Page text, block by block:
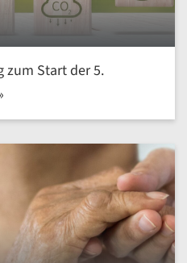
Start der 5.
| mehr »